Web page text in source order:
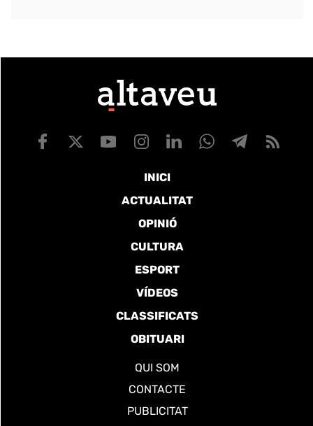
INICI
ACTUALITAT
OPINIÓ
CULTURA
ESPORT
VÍDEOS
CLASSIFICATS
OBITUARI
QUI SOM
CONTACTE
PUBLICITAT